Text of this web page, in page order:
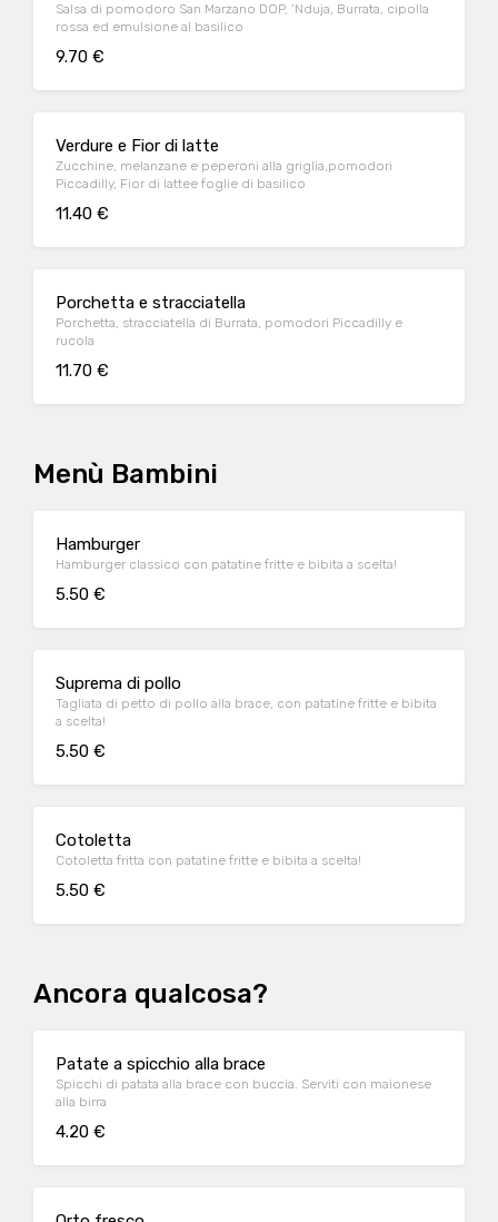
Salsa di pomodoro San Marzano DOP, ‘Nduja, Burrata, cipolla
rossa ed emulsione al basilico
9.70 €
Verdure e Fior di latte
Zucchine, melanzane e peperoni alla griglia,pomodori
Piccadilly, Fior di lattee foglie di basilico
11.40 €
Porchetta e stracciatella
Porchetta, stracciatella di Burrata, pomodori Piccadilly e
rucola
11.70 €
Menù Bambini
Hamburger
Hamburger classico con patatine fritte e bibita a scelta!
5.50 €
Suprema di pollo
Tagliata di petto di pollo alla brace, con patatine fritte e bibita
a scelta!
5.50 €
Cotoletta
Cotoletta fritta con patatine fritte e bibita a scelta!
5.50 €
Ancora qualcosa?
Patate a spicchio alla brace
Spicchi di patata alla brace con buccia. Serviti con maionese
alla birra
4.20 €